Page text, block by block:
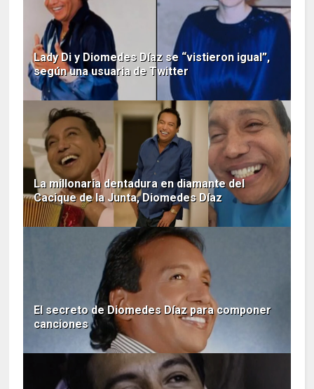
Lady Di y Diomedes Díaz se “vistieron igual”,
según una usuaria de Twitter
La millonaria dentadura en diamante del
Cacique de la Junta, Diomedes Díaz
El secreto de Diomedes Díaz para componer
canciones